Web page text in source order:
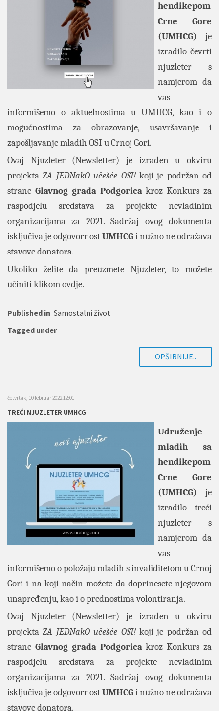
hendikepom
Crne Gore
(UMHCG) je
izradilo čevrti
njuzleter s
namjerom da
vas
informišemo o aktuelnostima u UMHCG, kao i o
mogućnostima za obrazovanje, usavršavanje i
zapošljavanje mladih OSI u Crnoj Gori.
Ovaj Njuzleter (Newsletter) je izrađen u okviru
projektaZA JEDNakO učešće OSI! koji je podržan od
strane Glavnog grada Podgoricakroz Konkurs za
raspodjelu sredstava za projekte nevladinim
organizacijama za 2021. Sadržaj ovog dokumenta
isključiva je odgovornostUMHCGi nužno ne odražava
stavove donatora.
Ukoliko želite da preuzmete Njuzleter, to možete
učiniti klikomovdje.
Published in Samostalni život
Tagged under
OPŠIRNIJE..
četvrtak, 10 februar 2022 12:01
TREĆI NJUZLETER UMHCG
Udruženje
mladih sa
hendikepom
Crne Gore
(UMHCG) je
izradilo treći
njuzleter s
namjerom da
vas
informišemo o položaju mladih s invaliditetom u Crnoj
Gori i na koji način možete da doprinesete njegovom
unapređenju, kao i o prednostima volontiranja.
Ovaj Njuzleter (Newsletter) je izrađen u okviru
projektaZA JEDNakO učešće OSI! koji je podržan od
strane Glavnog grada Podgoricakroz Konkurs za
raspodjelu sredstava za projekte nevladinim
organizacijama za 2021. Sadržaj ovog dokumenta
isključiva je odgovornostUMHCGi nužno ne odražava
stavove donatora.